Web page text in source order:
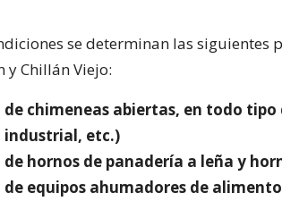
se determinan las siguientes
y Chillán Viejo:
chimeneas abiertas, en todo
industrial, etc.)
hornos de panadería a leña y
equipos ahumadores de